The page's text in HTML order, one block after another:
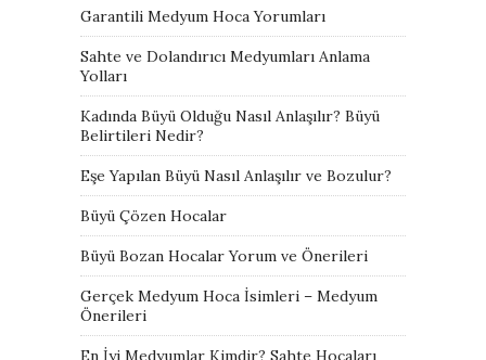
Garantili Medyum Hoca Yorumları
Sahte ve Dolandırıcı Medyumları Anlama
Yolları
Kadında Büyü Olduğu Nasıl Anlaşılır? Büyü
Belirtileri Nedir?
Eşe Yapılan Büyü Nasıl Anlaşılır ve Bozulur?
Büyü Çözen Hocalar
Büyü Bozan Hocalar Yorum ve Önerileri
Gerçek Medyum Hoca İsimleri – Medyum
Önerileri
En İyi Medyumlar Kimdir? Sahte Hocaları